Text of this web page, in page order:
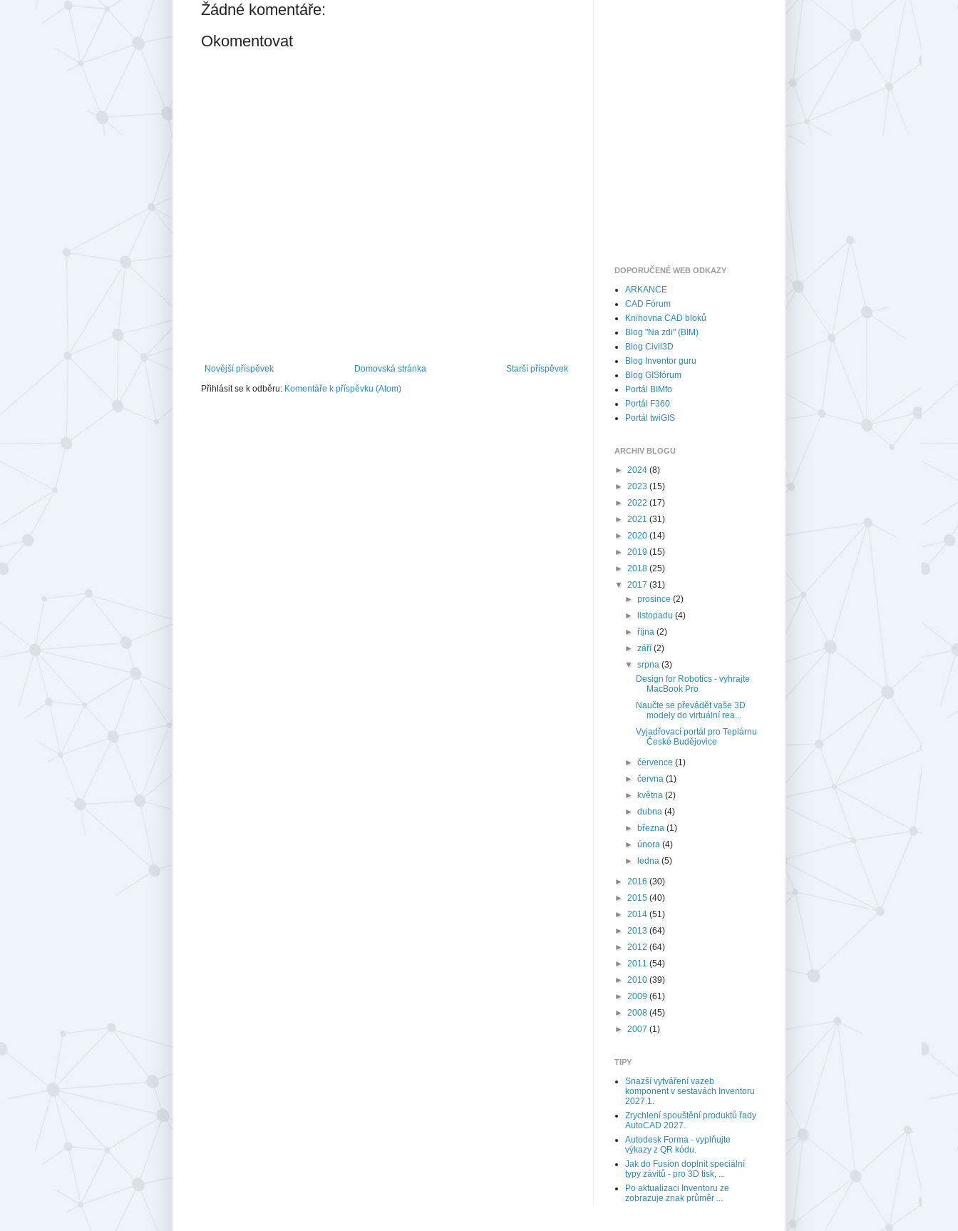
Žádné komentáře:
Okomentovat
Novější příspěvek Starší příspěvek
Domovská stránka
Přihlásit se k odběru: Komentáře k příspěvku (Atom)
DOPORUČENÉ WEB ODKAZY
ARKANCE
CAD Fórum
Knihovna CAD bloků
Blog "Na zdi" (BIM)
Blog Civil3D
Blog Inventor guru
Blog GISfórum
Portál BIMfo
Portál F360
Portál twiGIS
ARCHIV BLOGU
► 2024 (8)
► 2023 (15)
► 2022 (17)
► 2021 (31)
► 2020 (14)
► 2019 (15)
► 2018 (25)
▼ 2017 (31)
►prosince(2)
►
listopadu(4)
►října(2)
►září(2)
▼srpna(3)
Design for Robotics - vyhrajte
MacBook Pro
Naučte se převádět vaše 3D
modely do virtuální rea...
Vyjadřovací portál pro Teplárnu
České Budějovice
►července(1)
►června(1)
►
května(2)
►dubna(4)
► března(1)
►února(4)
►
ledna(5)
► 2016 (30)
► 2015 (40)
► 2014 (51)
► 2013 (64)
► 2012 (64)
► 2011 (54)
► 2010 (39)
► 2009 (61)
► 2008 (45)
► 2007 (1)
TIPY
Snazší vytváření vazeb
komponent v sestavách Inventoru
2027.1.
Zrychlení spouštění produktů řady
AutoCAD 2027.
Autodesk Forma - vyplňujte
výkazy z QR kódu.
Jak do Fusion doplnit speciální
typy závitů - pro 3D tisk, ...
Po aktualizaci Inventoru ze
zobrazuje znak průměr ...